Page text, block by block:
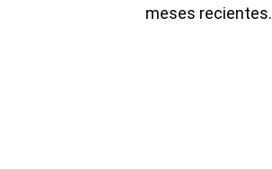
meses recientes.